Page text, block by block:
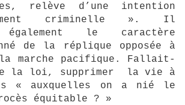
relève d’une intention
criminelle ». Il
également le caractère
de la réplique opposée à
marche pacifique. Fallait-
la loi, supprimer la vie à
« auxquelles on a nié le
équitable ? »